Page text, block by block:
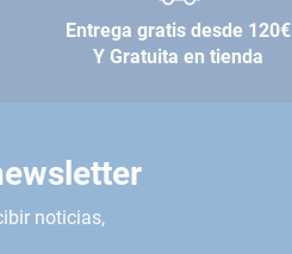
Entrega gratis desde 120€
Y Gratuita en tienda
noticias,